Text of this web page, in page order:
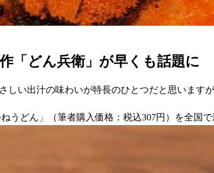
「どん兵衛」が早くも話題に
しい出汁の味わいが特長のひとつだと思います
うどん」（筆者購入価格：税込307円）を全国で